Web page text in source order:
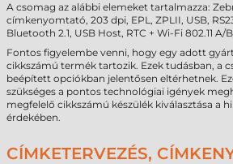
A csomag az alábbi elemeket tartalmazza:
címkenyomtató, 203 dpi, EPL, ZPLII, USB,
Bluetooth 2.1, USB Host, RTC + Wi-Fi 802.11 A/
Fontos figyelembe venni, hogy egy adott
cikkszámú termék tartozik. Ezek tudásban, a
beépített opciókban jelentősen eltérhetnek.
szükséges a pontos technológiai igények
megfelelő cikkszámú készülék kiválasztása a
érdekében.
CÍMKETERVEZÉS,